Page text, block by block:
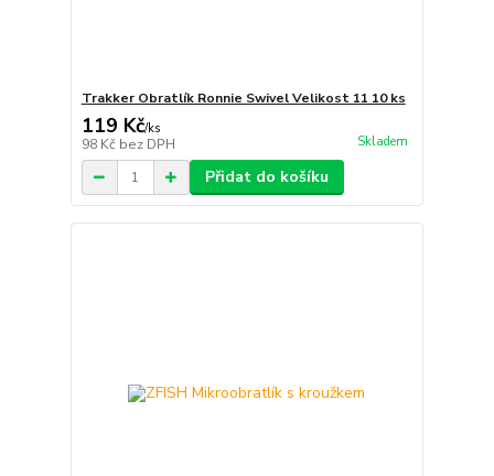
Trakker Obratlík Ronnie Swivel Velikost 11 10 ks
119 Kč/ks
98 Kč bez DPH Skladem
Přidat do košíku